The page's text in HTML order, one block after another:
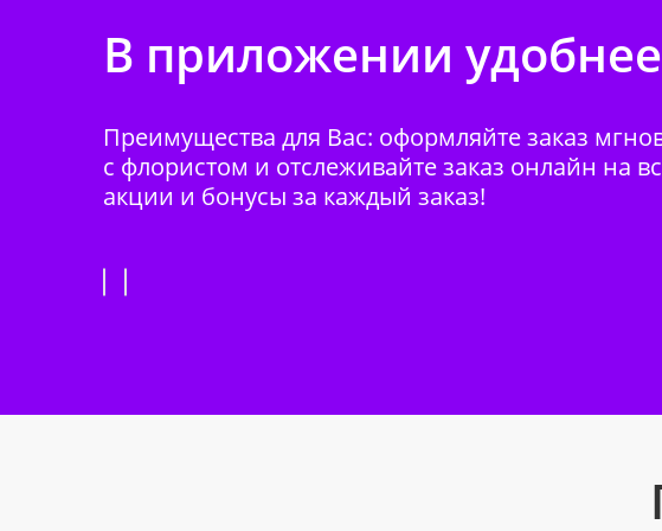
В приложении
Преимущества для Вас: оформляйте заказ
с флористом и отслеживайте заказ онлайн на
акции и бонусы за каждый заказ!